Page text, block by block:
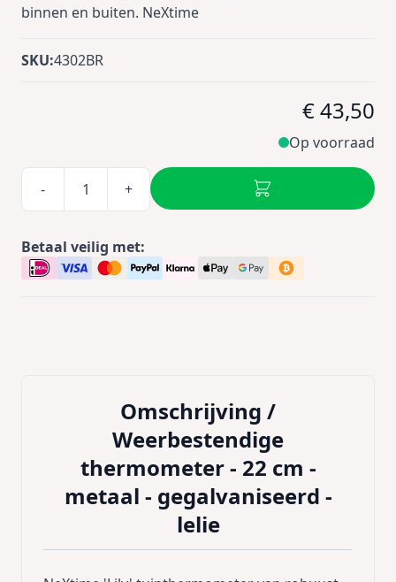
binnen en buiten. NeXtime
SKU:4302BR
€ 43,50
Op voorraad
- +
Betaal veilig met:
Omschrijving /
Weerbestendige
thermometer - 22 cm -
metaal - gegalvaniseerd -
lelie